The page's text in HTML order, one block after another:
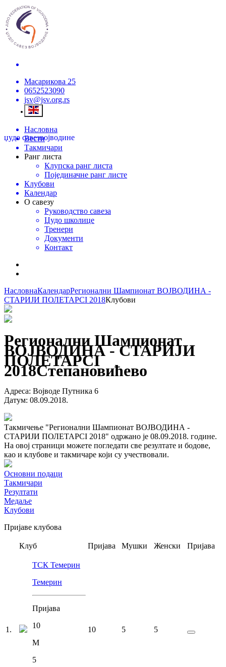
Масарикова 25
0652523090
jsv@jsv.org.rs
џудо савезвојводине
Насловна
Вести
Такмичари
Ранг листа
Клупска ранг листа
Појединачне ранг листе
Клубови
Календар
О савезу
Руководство савеза
Џудо школице
Тренери
Документи
Контакт
НасловнаКалендарРегионални Шампионат ВОЈВОДИНА -
СТАРИЈИ ПОЛЕТАРCI 2018Клубови
Регионални Шампионат
ВОЈВОДИНА - СТАРИЈИ
ПОЛЕТАРCI
2018Степановићево
Адреса: Војводе Путника 6
Датум: 08.09.2018.
Такмичење "Регионални Шампионат ВОЈВОДИНА -
СТАРИЈИ ПОЛЕТАРCI 2018" одржано је 08.09.2018. године.
На овој страници можете погледати све резултате и бодове,
као и клубове и такмичаре који су учествовали.
Основни подаци
Такмичари
Резултати
Медаље
Клубови
Пријаве клубова
Клуб Пријава Мушки Женски Пријава
1 .
ТСК Темерин
Темерин
Пријава
10
М
5
10 5 5